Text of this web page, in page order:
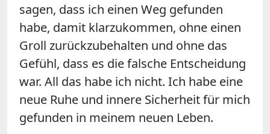
sagen, dass ich einen Weg gefunden
habe, damit klarzukommen, ohne einen
Groll zurückzubehalten und ohne das
Gefühl, dass es die falsche Entscheidung
war. All das habe ich nicht. Ich habe eine
neue Ruhe und innere Sicherheit für mich
gefunden in meinem neuen Leben.